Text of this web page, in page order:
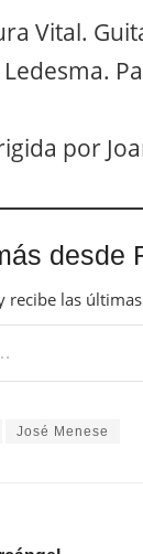
Vital.
por
desde
recibe las
José Menese